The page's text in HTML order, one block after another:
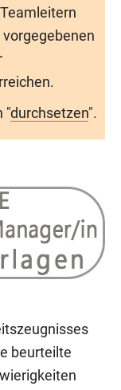
"durchsetzen".
beurteilte